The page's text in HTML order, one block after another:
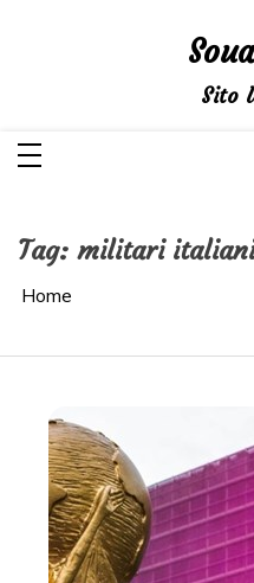
Sito
Tag: militari italiani
Home